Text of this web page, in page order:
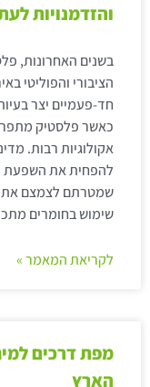
והזדמנויות
בשנים האחרונות,
הציבורי והפוליטי
חד-פעמיים יצר
כאשר פלסטיק
אקולוגיות רבות.
להפחית את השפעת
שמטרתם לצמצם את
שימוש בחומרים
לקריאת המאמר »
מפת דרכים
הארץ